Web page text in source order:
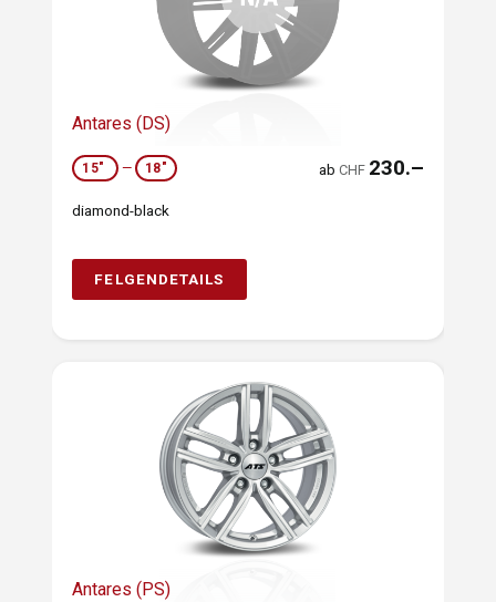
Antares (DS)
15" — 18" abCHF 230.–
diamond-black
FELGENDETAILS
Antares (PS)